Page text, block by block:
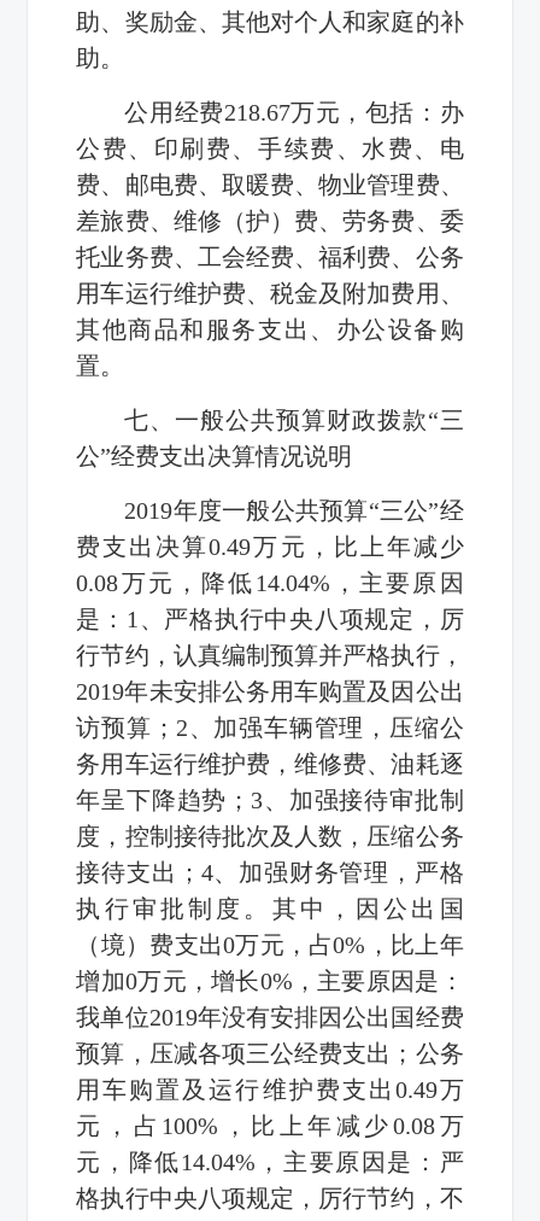
助、奖励金、其他对个人和家庭的补
助。
公用经费218.67万元，包括：办
公费、印刷费、手续费、水费、电
费、邮电费、取暖费、物业管理费、
差旅费、维修（护）费、劳务费、委
托业务费、工会经费、福利费、公务
用车运行维护费、税金及附加费用、
其他商品和服务支出、办公设备购
置。
七、一般公共预算财政拨款“三
公”经费支出决算情况说明
2019年度一般公共预算“三公”经
费支出决算0.49万元，比上年减少
0.08万元，降低14.04%，主要原因
是：1、严格执行中央八项规定，厉
行节约，认真编制预算并严格执行，
2019年未安排公务用车购置及因公出
访预算；2、加强车辆管理，压缩公
务用车运行维护费，维修费、油耗逐
年呈下降趋势；3、加强接待审批制
度，控制接待批次及人数，压缩公务
接待支出；4、加强财务管理，严格
执行审批制度。其中，因公出国
（境）费支出0万元，占0%，比上年
增加0万元，增长0%，主要原因是：
我单位2019年没有安排因公出国经费
预算，压减各项三公经费支出；公务
用车购置及运行维护费支出0.49万
元，占100%，比上年减少0.08万
元，降低14.04%，主要原因是：严
格执行中央八项规定，厉行节约，不